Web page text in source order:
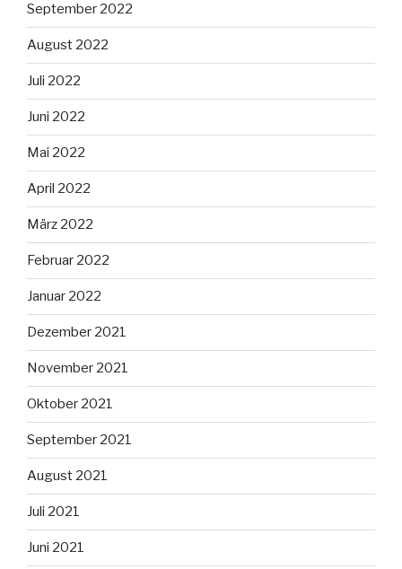
September 2022
August 2022
Juli 2022
Juni 2022
Mai 2022
April 2022
März 2022
Februar 2022
Januar 2022
Dezember 2021
November 2021
Oktober 2021
September 2021
August 2021
Juli 2021
Juni 2021